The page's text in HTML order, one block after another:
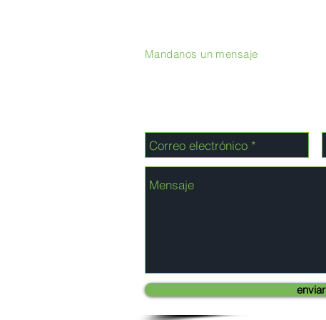
Mandanos un mensaje